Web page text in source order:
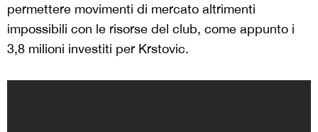
permettere movimenti di mercato altrimenti
impossibili con le risorse del club, come appunto i
3,8 milioni investiti per Krstovic.